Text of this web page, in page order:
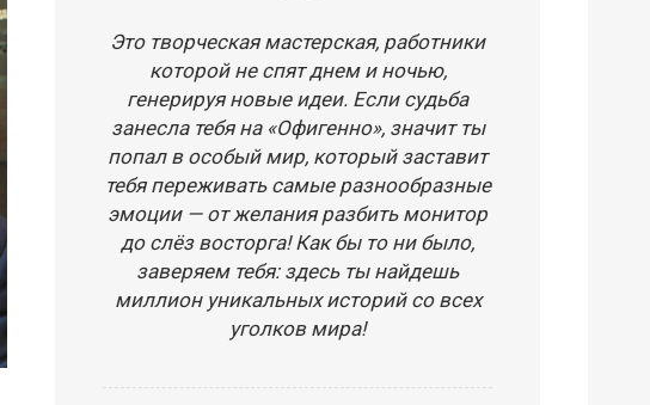
Это творческая мастерская, работники
которой не спят днем и ночью,
генерируя новые идеи. Если судьба
занесла тебя на «Офигенно», значит ты
попал в особый мир, который заставит
тебя переживать самые разнообразные
эмоции — от желания разбить монитор
до слёз восторга! Как бы то ни было,
заверяем тебя: здесь ты найдешь
миллион уникальных историй со всех
уголков мира!